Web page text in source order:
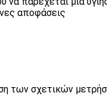
αποφάσεις
των σχετικών